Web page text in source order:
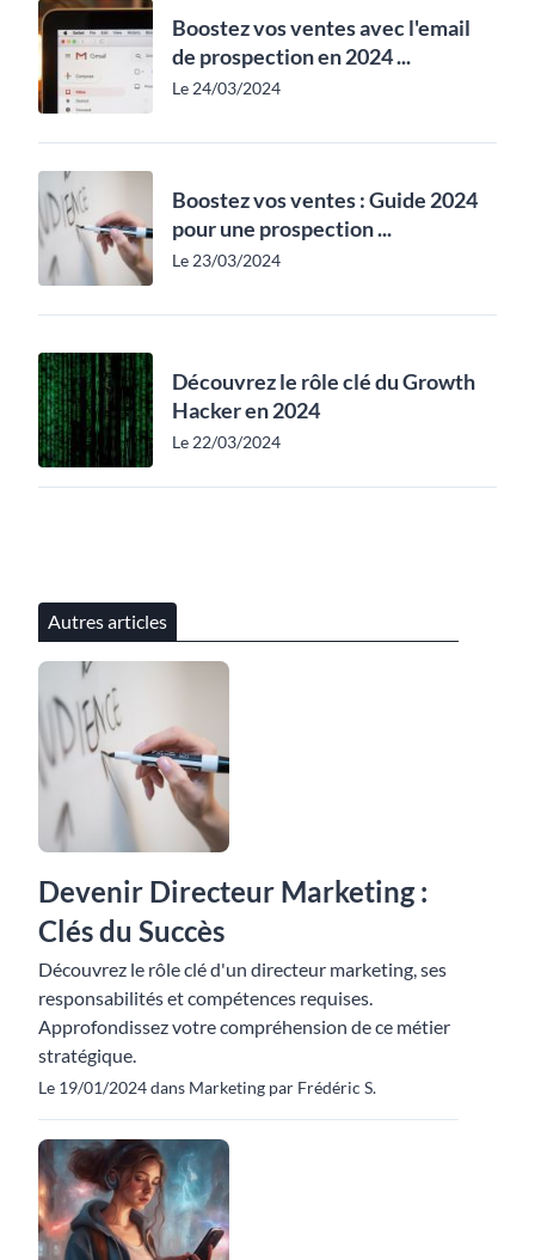
Boostez vos ventes avec l'email
de prospection en 2024 ...
Le 24/03/2024
Boostez vos ventes : Guide 2024
pour une prospection ...
Le 23/03/2024
Découvrez le rôle clé du Growth
Hacker en 2024
Le 22/03/2024
Autres articles
Devenir Directeur Marketing :
Clés du Succès
Découvrez le rôle clé d'un directeur marketing, ses
responsabilités et compétences requises.
Approfondissez votre compréhension de ce métier
stratégique.
Le 19/01/2024 dans Marketing par Frédéric S.